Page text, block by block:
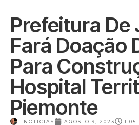
Prefeitura De
Fará Doação
Para
Hospital
Piemonte
LNOTICIAS AGOSTO 9, 2023 1:05